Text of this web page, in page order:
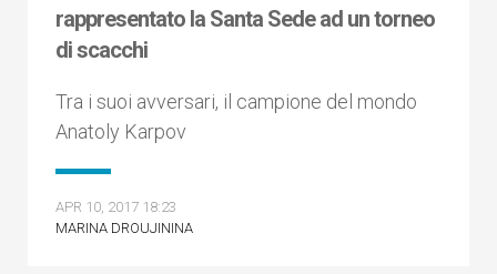
rappresentato la Santa Sede ad un torneo
di scacchi
Tra i suoi avversari, il campione del mondo
Anatoly Karpov
APR 10, 2017 18:23
MARINA DROUJININA